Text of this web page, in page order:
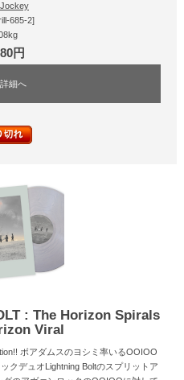
685-2]
円
細へ
: The Horizon Spirals
Viral
ボアダムスのヨシミ率いるOOIOO
クデュオLightning Boltのスプリットア